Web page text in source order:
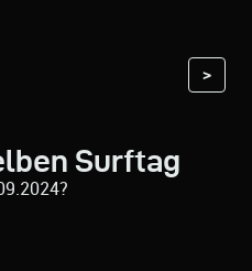
>
Surftag